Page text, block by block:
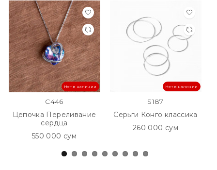
Нет в наличии
C446
Цепочка Переливание
сердца
550 000 сум
Нет в наличии
S187
Серьги Конго классика
260 000 сум